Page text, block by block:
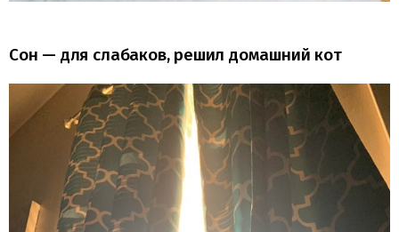
Сон — для слабаков, решил домашний кот